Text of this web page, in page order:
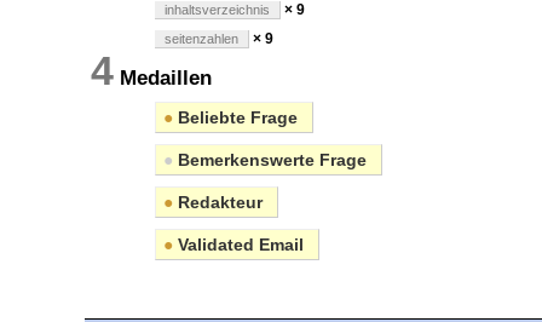
inhaltsverzeichnis × 9
seitenzahlen × 9
4 Medaillen
● Beliebte Frage
● Bemerkenswerte Frage
● Redakteur
● Validated Email